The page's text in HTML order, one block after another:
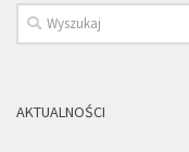
AKTUALNOŚCI